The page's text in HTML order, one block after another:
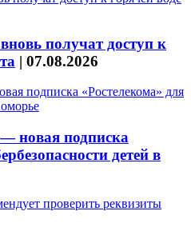
получат доступ к
| 07.08.2026
новая подписка
детей в